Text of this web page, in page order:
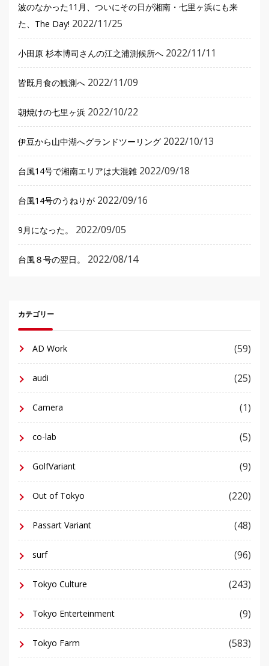
波のなかった11月、ついにその日が湘南・七里ヶ浜にも来
た、The Day! 2022/11/25
小田原 杉本博司さんの江之浦測候所へ 2022/11/11
皆既月食の観測へ 2022/11/09
朝焼けの七里ヶ浜 2022/10/22
伊豆から山中湖へグランドツーリング 2022/10/13
台風14号で湘南エリアは大混雑 2022/09/18
台風14号のうねりが 2022/09/16
9月になった。 2022/09/05
台風８号の翌日。 2022/08/14
カテゴリー
AD Work (59)
audi (25)
Camera (1)
co-lab (5)
GolfVariant (9)
Out of Tokyo (220)
Passart Variant (48)
surf (96)
Tokyo Culture (243)
Tokyo Enterteinment (9)
Tokyo Farm (583)